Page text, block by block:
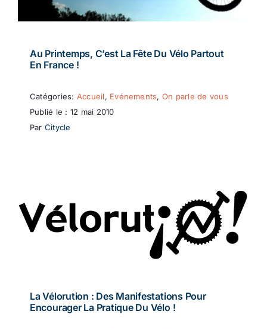
Au Printemps, C’est La Fête Du Vélo Partout
En France !
Catégories: Accueil, Evénements, On parle de vous
Publié le : 12 mai 2010
Par Citycle
La Vélorution : Des Manifestations Pour
Encourager La Pratique Du Vélo !